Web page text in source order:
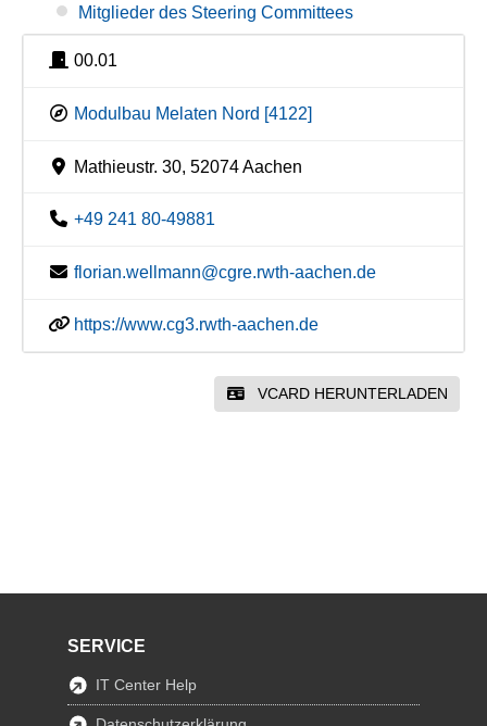
Mitglieder des Steering Committees
00.01
Modulbau Melaten Nord [4122]
Mathieustr. 30, 52074 Aachen
+49 241 80-49881
florian.wellmann@cgre.rwth-aachen.de
https://www.cg3.rwth-aachen.de
VCARD HERUNTERLADEN
SERVICE
IT Center Help